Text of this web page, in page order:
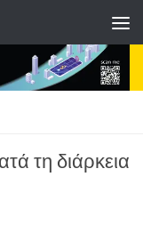
τη διάρκεια